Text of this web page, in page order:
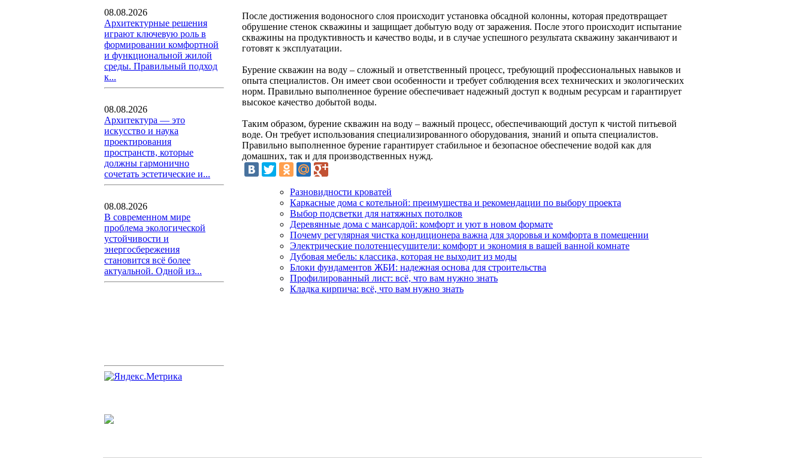
08.08.2026
Архитектурные решения
играют ключевую роль в
формировании комфортной
и функциональной жилой
среды. Правильный подход
к...
08.08.2026
Архитектура — это
искусство и наука
проектирования
пространств, которые
должны гармонично
сочетать эстетические и...
08.08.2026
В современном мире
проблема экологической
устойчивости и
энергосбережения
становится всё более
актуальной. Одной из...
После достижения водоносного слоя происходит установка обсадной колонны, которая предотвращает
обрушение стенок скважины и защищает добытую воду от заражения. После этого происходит испытание
скважины на продуктивность и качество воды, и в случае успешного результата скважину заканчивают и
готовят к эксплуатации.
Бурение скважин на воду – сложный и ответственный процесс, требующий профессиональных навыков и
опыта специалистов. Он имеет свои особенности и требует соблюдения всех технических и экологических
норм. Правильно выполненное бурение обеспечивает надежный доступ к водным ресурсам и гарантирует
высокое качество добытой воды.
Таким образом, бурение скважин на воду – важный процесс, обеспечивающий доступ к чистой питьевой
воде. Он требует использования специализированного оборудования, знаний и опыта специалистов.
Правильно выполненное бурение гарантирует стабильное и безопасное обеспечение водой как для
домашних, так и для производственных нужд.
Разновидности кроватей
Каркасные дома с котельной: преимущества и рекомендации по выбору проекта
Выбор подсветки для натяжных потолков
Деревянные дома с мансардой: комфорт и уют в новом формате
Почему регулярная чистка кондиционера важна для здоровья и комфорта в помещении
Электрические полотенцесушители: комфорт и экономия в вашей ванной комнате
Дубовая мебель: классика, которая не выходит из моды
Блоки фундаментов ЖБИ: надежная основа для строительства
Профилированный лист: всё, что вам нужно знать
Кладка кирпича: всё, что вам нужно знать